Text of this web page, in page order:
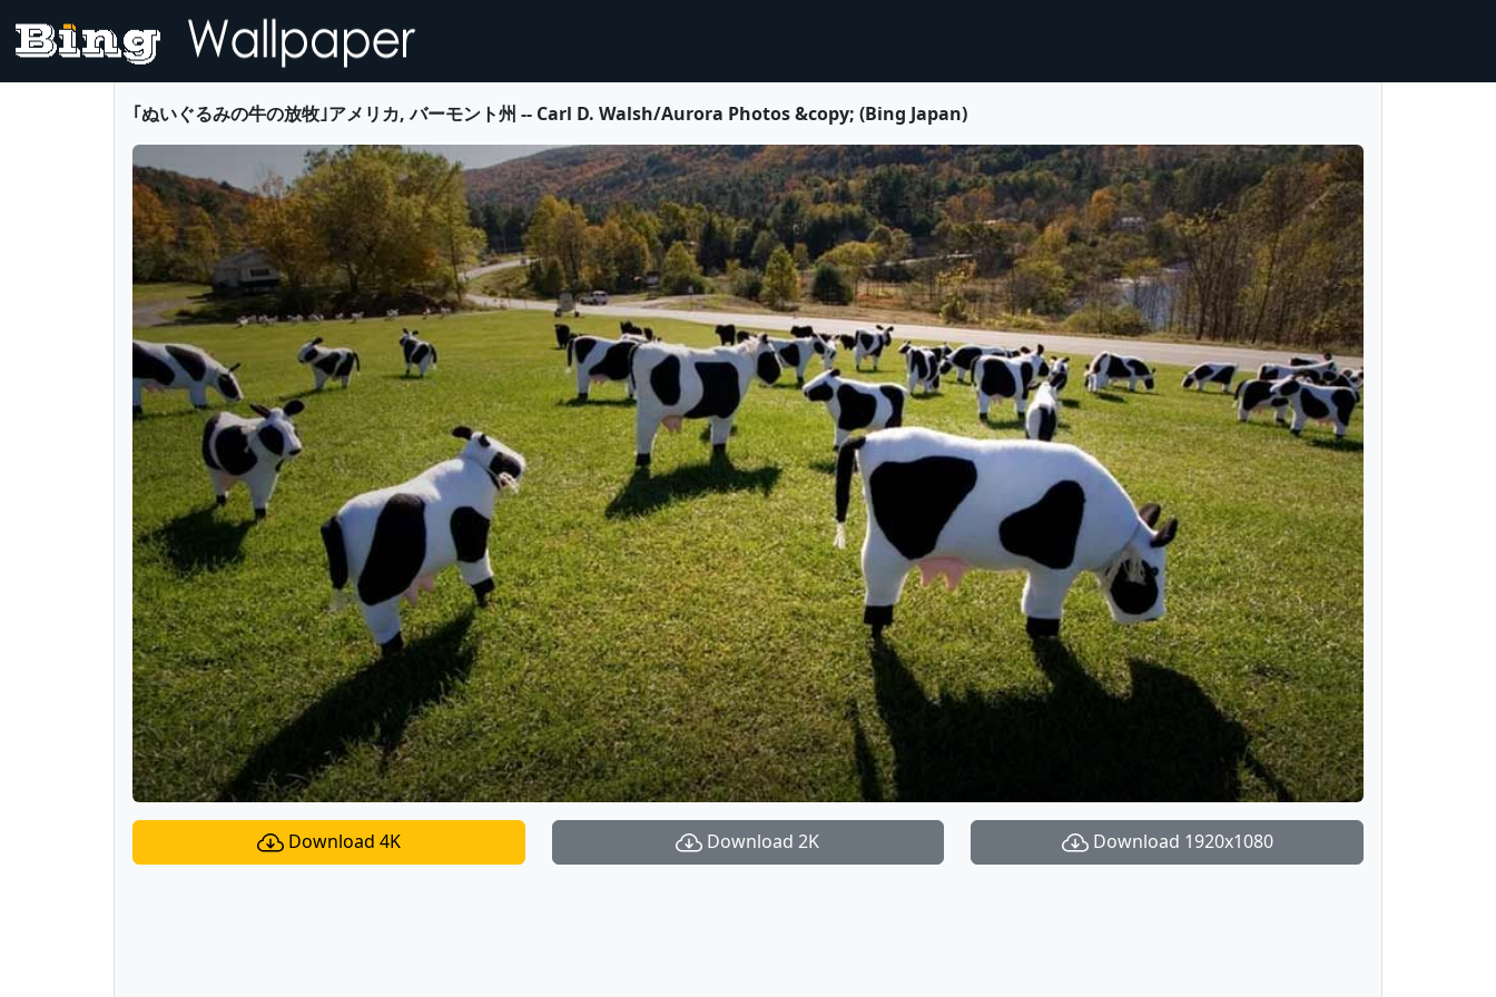
｢ぬいぐるみの牛の放牧｣アメリカ, バーモント州 -- Carl D. Walsh/Aurora Photos &copy; (Bing Japan)
Download 4K Download 2K Download 1920x1080